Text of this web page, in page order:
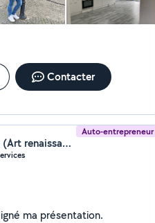
Contacter
Auto-entrepreneur
Romain Kipré (Art renaissance)
Je n'ai pas encore renseigné ma présentation.